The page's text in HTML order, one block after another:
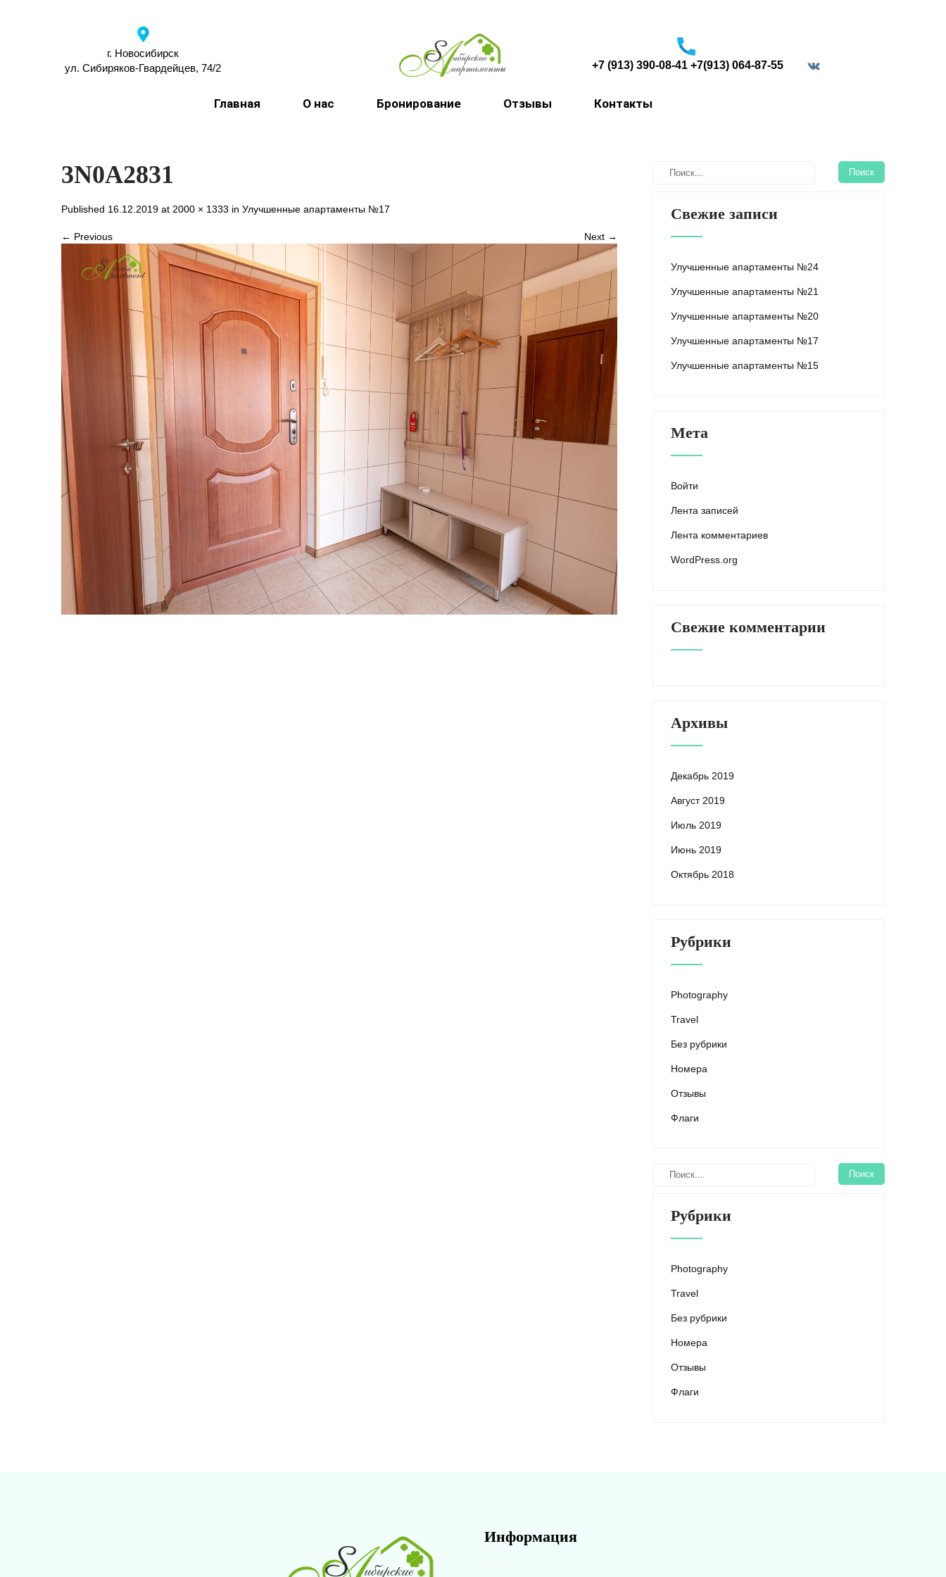
г. Новосибирск
ул. Сибиряков-Гвардейцев, 74/2
+7 (913) 390-08-41 +7(913) 064-87-55
Главная О нас Бронирование Отзывы Контакты
3N0A2831
Published 16.12.2019 at 2000 × 1333 in Улучшенные апартаменты №17
← Previous Next →
Свежие записи
Улучшенные апартаменты №24
Улучшенные апартаменты №21
Улучшенные апартаменты №20
Улучшенные апартаменты №17
Улучшенные апартаменты №15
Мета
Войти
Лента записей
Лента комментариев
WordPress.org
Свежие комментарии
Архивы
Декабрь 2019
Август 2019
Июль 2019
Июнь 2019
Октябрь 2018
Рубрики
Photography
Travel
Без рубрики
Номера
Отзывы
Флаги
Рубрики
Photography
Travel
Без рубрики
Номера
Отзывы
Флаги
Информация